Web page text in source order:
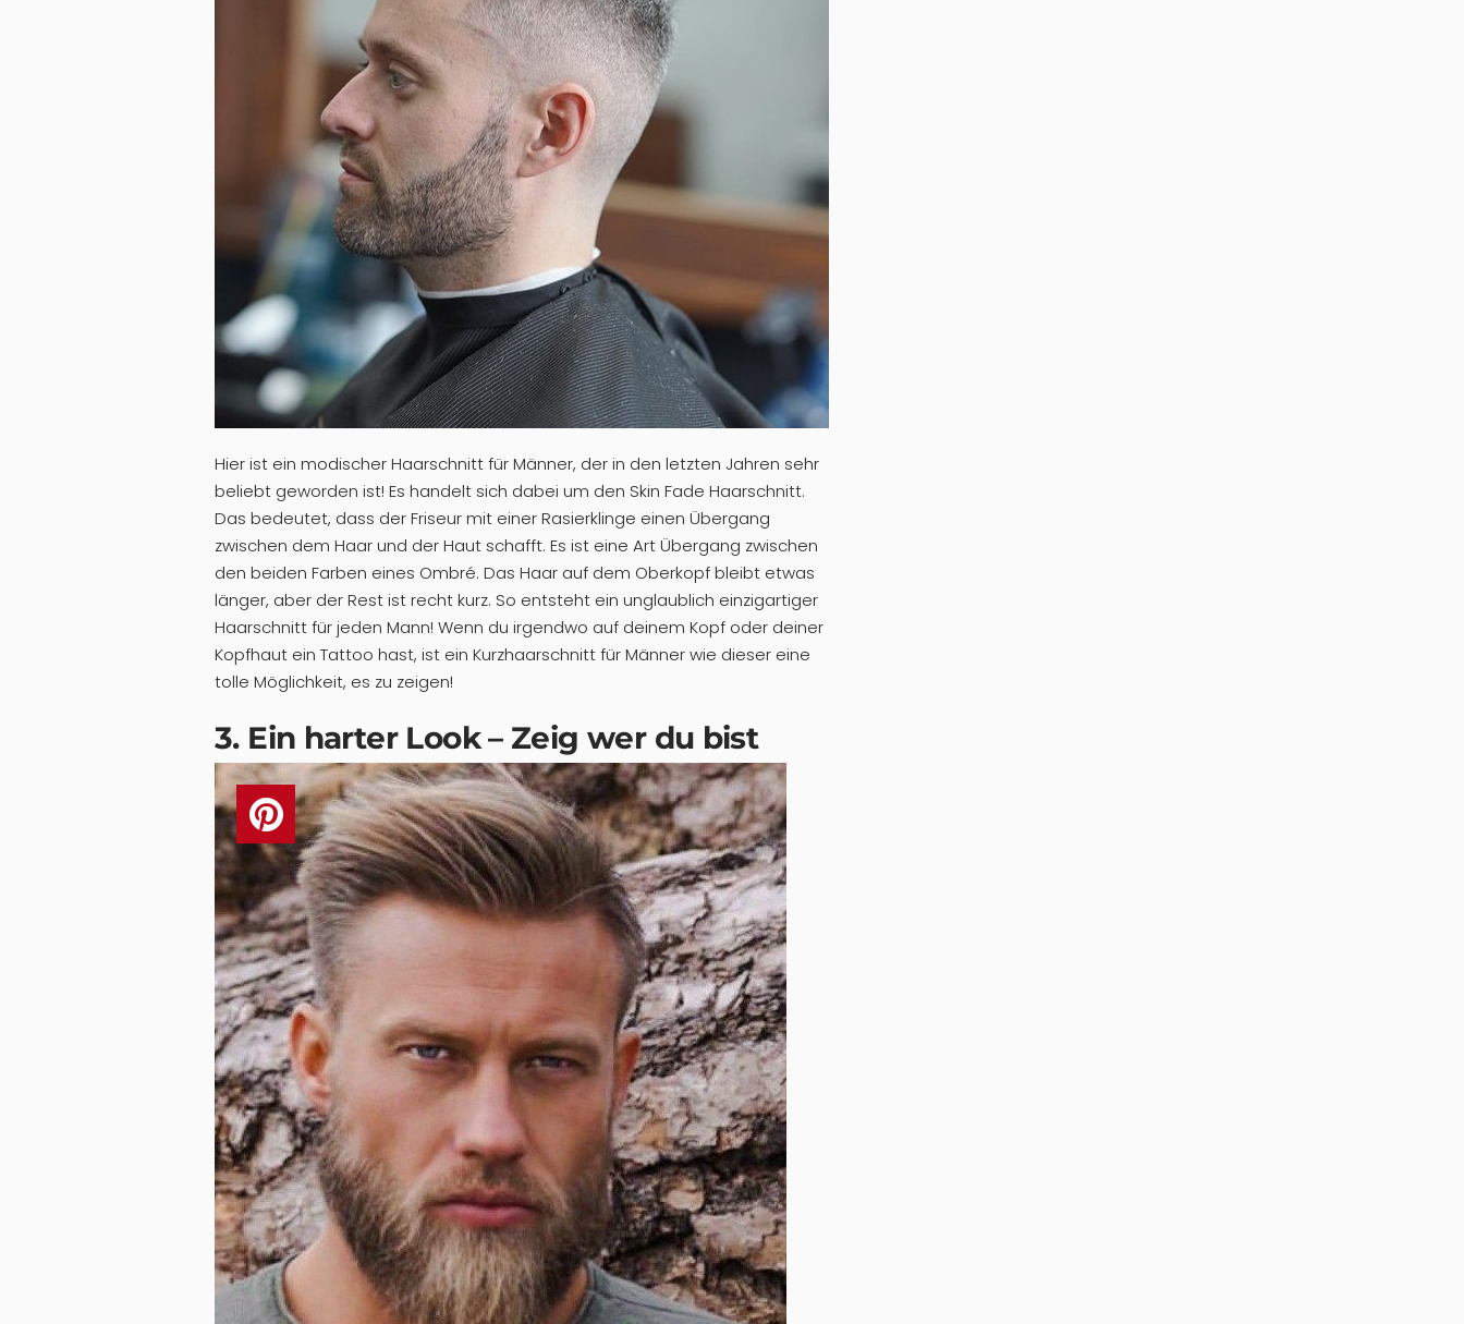
Hier ist ein modischer Haarschnitt für Männer, der in den letzten Jahren sehr
beliebt geworden ist! Es handelt sich dabei um den Skin Fade Haarschnitt.
Das bedeutet, dass der Friseur mit einer Rasierklinge einen Übergang
zwischen dem Haar und der Haut schafft. Es ist eine Art Übergang zwischen
den beiden Farben eines Ombré. Das Haar auf dem Oberkopf bleibt etwas
länger, aber der Rest ist recht kurz. So entsteht ein unglaublich einzigartiger
Haarschnitt für jeden Mann! Wenn du irgendwo auf deinem Kopf oder deiner
Kopfhaut ein Tattoo hast, ist ein Kurzhaarschnitt für Männer wie dieser eine
tolle Möglichkeit, es zu zeigen!
3. Ein harter Look – Zeig wer du bist